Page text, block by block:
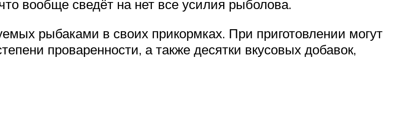
вообще сведёт на нет все усилия рыболова.
рыбаками в своих прикормках. При приготовлении могут
проваренности, а также десятки вкусовых добавок,